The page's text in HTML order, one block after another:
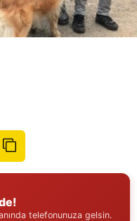
telefonunuza gelsin.